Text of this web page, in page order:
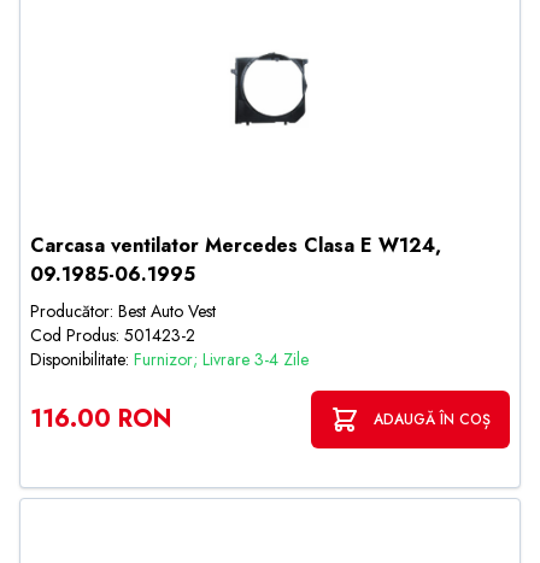
Carcasa ventilator Mercedes Clasa E W124,
09.1985-06.1995
Producător: Best Auto Vest
Cod Produs: 501423-2
Disponibilitate: Furnizor; Livrare 3-4 Zile
116.00 RON ADAUGĂ ÎN COȘ